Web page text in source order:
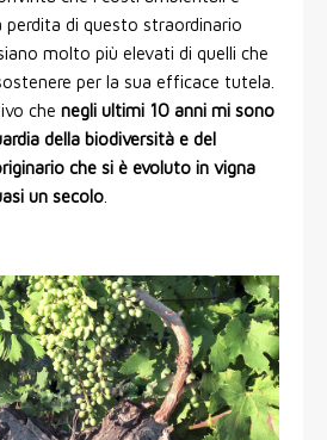
perdita di questo straordinario
molto più elevati di quelli che
per la sua efficace tutela.
che negli ultimi 10 anni mi sono
della biodiversità e del
che si è evoluto in vigna
un secolo